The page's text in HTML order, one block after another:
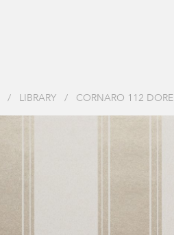
/ LIBRARY / CORNARO 112 DORE